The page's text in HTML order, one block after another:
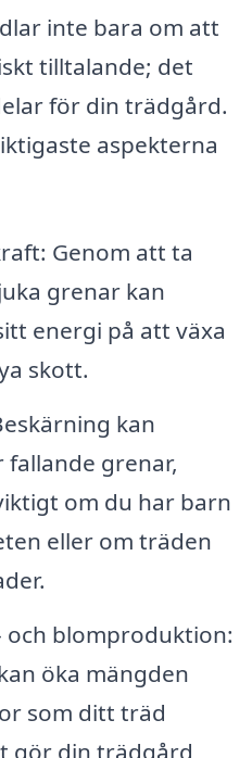
inte bara om att
tilltalande; det
för din trädgård.
aspekterna
Genom att ta
grenar kan
energi på att växa
skott.
kan
fallande grenar,
om du har barn
eller om träden
blomproduktion:
öka mängden
som ditt träd
gör din trädgård